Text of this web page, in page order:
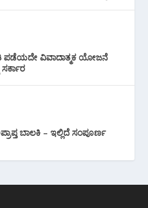
ಪಡೆಯದೇ ವಿವಾದಾತ್ಮಕ ಯೋಜನೆ
ಬಾಲಕಿ – ಇಲ್ಲಿದೆ ಸಂಪೂರ್ಣ